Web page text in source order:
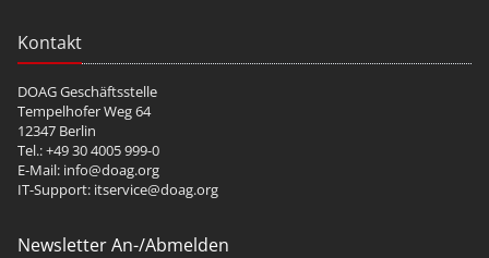
Kontakt
DOAG Geschäftsstelle
Tempelhofer Weg 64
12347 Berlin
Tel.: +49 30 4005 999-0
E-Mail: info@doag.org
IT-Support: itservice@doag.org
Newsletter An-/Abmelden